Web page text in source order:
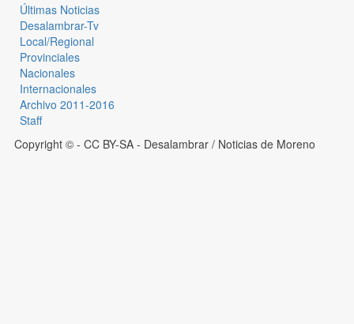
Últimas Noticias
Desalambrar-Tv
Local/Regional
Provinciales
Nacionales
Internacionales
Archivo 2011-2016
Staff
Copyright © - CC BY-SA - Desalambrar / Noticias de Moreno